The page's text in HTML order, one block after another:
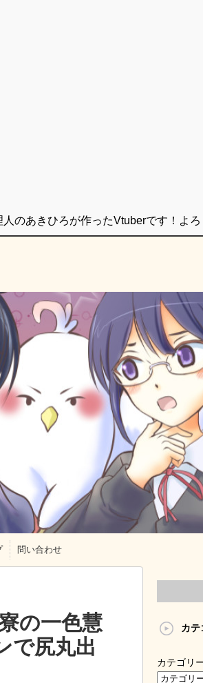
問い合わせ
の一色慧
で尻丸出
カテ
カテゴリ
人のあきひろが作ったVtuberです！よ